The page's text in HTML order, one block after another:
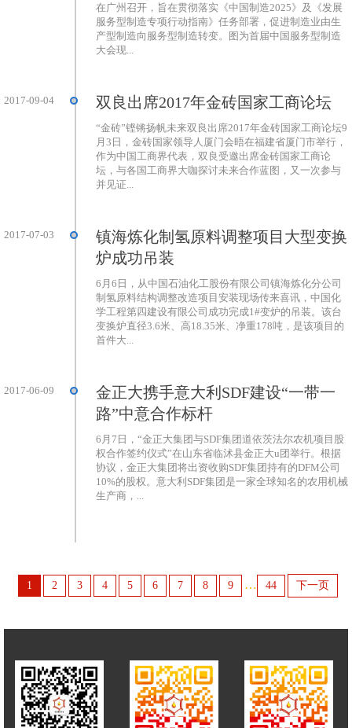
在广州召开，旨在贯彻落实《中国制造2025》及《发展
服务型制造专项行动指南》任务部署，促进制造业由生
产型制造向服务型制造转变。图为首届中国服务型制造
大会现...
2017-09-04 双良出席2017年金砖国家工商论坛
“金砖”铿锵扬帆未来双良出席2017年金砖国家工商论坛9
月3日，金砖国家领导人厦门会晤在福建省厦门市举行，
作为中国工商界代表，双良受邀出席金砖国家工商论
坛，与各国工商界大咖探讨未来合作蓝图，又一次参与
并见证...
2017-07-03
镇海炼化制氢原料调整项目大型变换
炉成功吊装
6月6日，从中国石油化工股份有限公司镇海炼化分公司
制氢原料结构调整改造项目安装现场传来喜讯，中国化
学工程第四建设有限公司成功完成1#变炉的吊装。该台
变换炉直径3.6米、高18.35米、净重178吨，是该项目的
首件大...
2017-06-09
金正大携手意大利SDF建设“一带一
路”中意合作标杆
6月7日，“金正大集团与SDF集团道依茨法尔农机项目股
权合作签约仪式”在山东省临沭县金正大u团举行。根据
协议，金正大集团将出资收购SDF集团持有的DFM公司
10%的股权。意大利SDF集团是一家全球知名的农用机械
生产商，...
1 2 3 4 5 6 7 8 9 … 44 下一页